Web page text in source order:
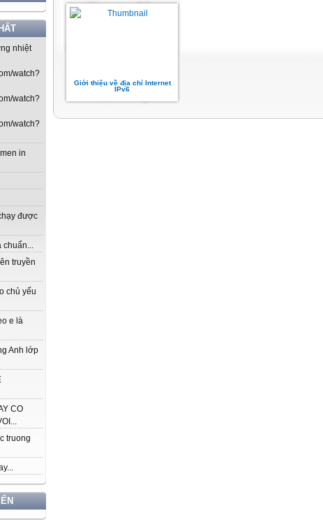
nhiệt
watch?
watch?
watch?
in
được
chuẩn...
truyền
chủ yếu
e là
Anh lớp
CO
truong
Giới thiệu về địa chỉ Internet
IPv6